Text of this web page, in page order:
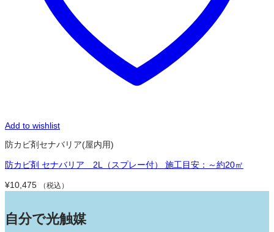
Add to wishlist
防カビ剤セナバリア(屋内用)
防カビ剤 セナバリア 2L（スプレー付） 施工目安：～約20㎡
¥10,475 （税込）
自分で光触媒